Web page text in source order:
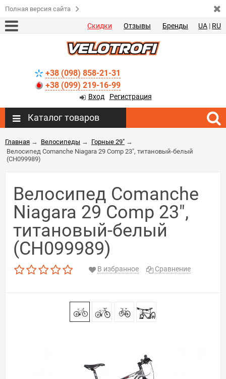
Полная версия сайта
Скидки Отзывы Бренды UA | RU
+38 (098) 858-21-31
+38 (099) 219-16-99
Вход Регистрация
Каталог товаров
Главная → Велосипеды → Горные 29" →
Велосипед Comanche Niagara 29 Comp 23", титановый-белый
(CH099989)
Велосипед Comanche
Niagara 29 Comp 23",
титановый-белый
(CH099989)
В избранное Сравнение